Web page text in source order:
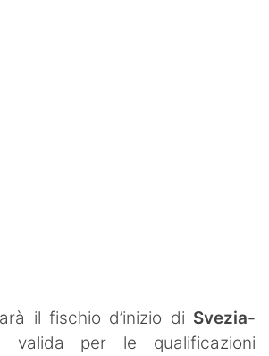
il fischio d’inizio di Svezia-
valida per le qualificazioni